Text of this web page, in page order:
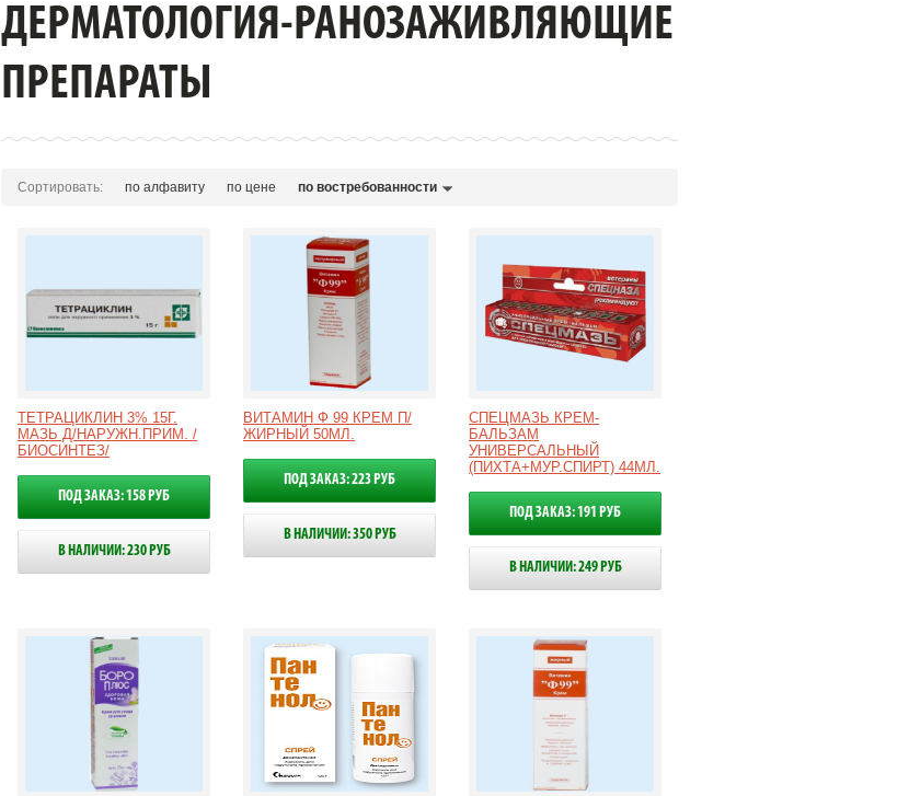
ДЕРМАТОЛОГИЯ-РАНОЗАЖИВЛЯЮЩИЕ
ПРЕПАРАТЫ
Сортировать: по алфавиту по цене по востребованности
ТЕТРАЦИКЛИН 3% 15Г.
МАЗЬ Д/НАРУЖН.ПРИМ. /
БИОСИНТЕЗ/
ПОД ЗАКАЗ: 158 РУБ
В НАЛИЧИИ: 230 РУБ
ВИТАМИН Ф 99 КРЕМ П/
ЖИРНЫЙ 50МЛ.
ПОД ЗАКАЗ: 223 РУБ
В НАЛИЧИИ: 350 РУБ
СПЕЦМАЗЬ КРЕМ-
БАЛЬЗАМ
УНИВЕРСАЛЬНЫЙ
(ПИХТА+МУР.СПИРТ) 44МЛ.
ПОД ЗАКАЗ: 191 РУБ
В НАЛИЧИИ: 249 РУБ